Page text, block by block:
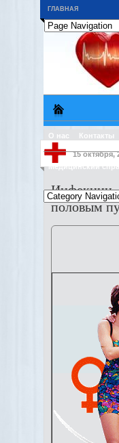
ГЛАВНАЯ
О нас Контакты
Медицинский
15 октября,
половым